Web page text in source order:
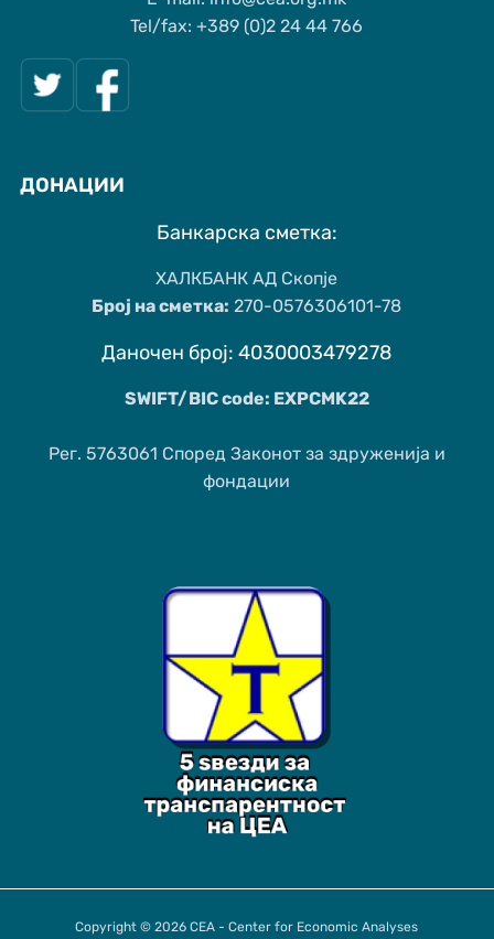
Tel/fax: +389 (0)2 24 44 766
ДОНАЦИИ
Банкарска сметка:
ХАЛКБАНК АД Скопје
Број на сметка: 270-0576306101-78
Даночен број: 4030003479278
SWIFT/BIC code: EXPCMK22
Рег. 5763061 Според Законот за здруженија и
фондации
Copyright © 2026 CEA - Center for Economic Analyses